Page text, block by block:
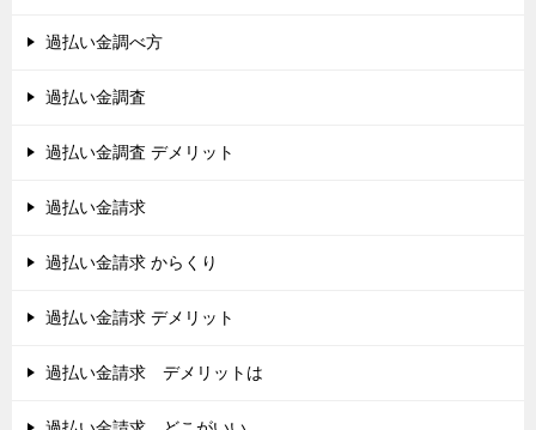
過払い金調べ方
過払い金調査
過払い金調査 デメリット
過払い金請求
過払い金請求 からくり
過払い金請求 デメリット
過払い金請求 デメリットは